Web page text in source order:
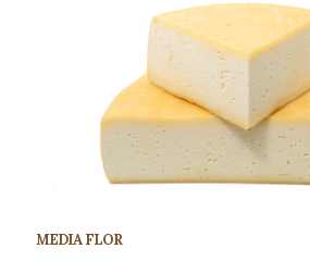
MEDIA FLOR